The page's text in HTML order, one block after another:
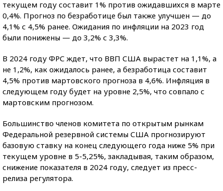
текущем году составит 1% против ожидавшихся в марте
0,4%. Прогноз по безработице был также улучшен — до
4,1% с 4,5% ранее. Ожидания по инфляции на 2023 год
были понижены — до 3,2% с 3,3%.
В 2024 году ФРС ждет, что ВВП США вырастет на 1,1%, а
не 1,2%, как ожидалось ранее, а безработица составит
4,5% против мартовского прогноза в 4,6%. Инфляция в
следующем году будет на уровне 2,5%, что совпало с
мартовским прогнозом.
Большинство членов комитета по открытым рынкам
Федеральной резервной системы США прогнозируют
базовую ставку на конец следующего года ниже 5% при
текущем уровне в 5-5,25%, закладывая, таким образом,
снижение показателя в 2024 году, следует из пресс-
релиза регулятора.